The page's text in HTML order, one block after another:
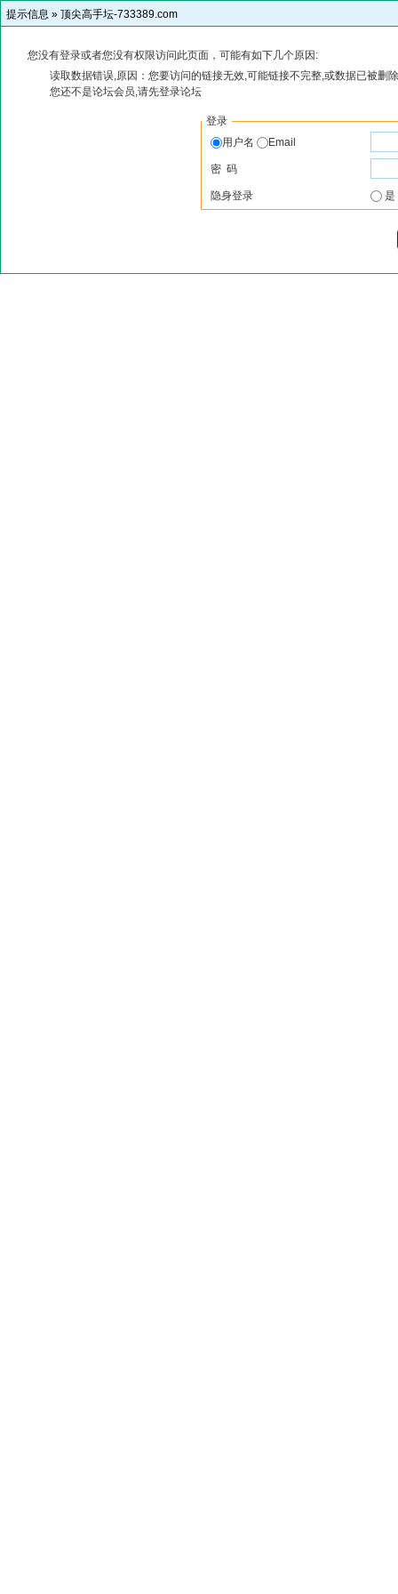
提示信息 » 顶尖高手坛-733389.com
您没有登录或者您没有权限访问此页面，可能有如下几个原因:
读取数据错误,原因：您要访问的链接无效,可能链接不完整,或数据已被删
您还不是论坛会员,请先登录论坛
登录
用户名
Email
密 码
隐身登录